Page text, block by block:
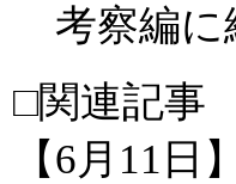
考察編に
□関連記事
【6月11